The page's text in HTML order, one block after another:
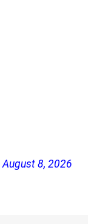
August 8, 2026